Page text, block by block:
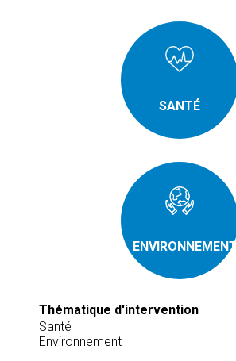
SANTÉ
ENVIRONNEMENT
Thématique d'intervention
Santé
Environnement